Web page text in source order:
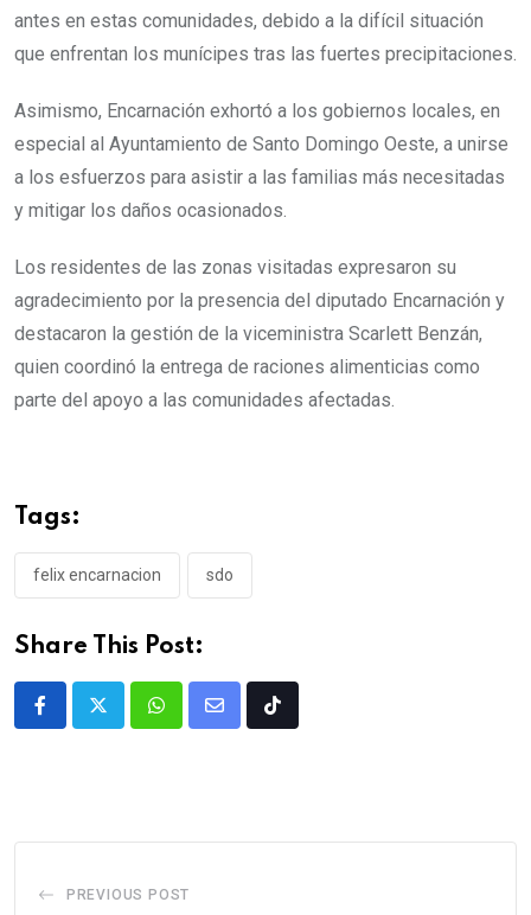
antes en estas comunidades, debido a la difícil situación
que enfrentan los munícipes tras las fuertes precipitaciones.
Asimismo, Encarnación exhortó a los gobiernos locales, en
especial al Ayuntamiento de Santo Domingo Oeste, a unirse
a los esfuerzos para asistir a las familias más necesitadas
y mitigar los daños ocasionados.
Los residentes de las zonas visitadas expresaron su
agradecimiento por la presencia del diputado Encarnación y
destacaron la gestión de la viceministra Scarlett Benzán,
quien coordinó la entrega de raciones alimenticias como
parte del apoyo a las comunidades afectadas.
Tags:
felix encarnacion sdo
Share This Post:
PREVIOUS POST